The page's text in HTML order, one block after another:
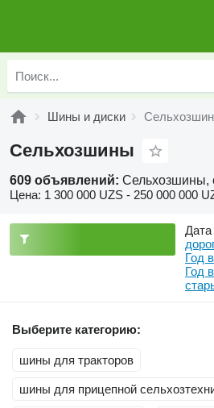
Шины и диски
Сельхозшины
609 объявлений: Сельхозшины,
Цена: 1 300 000 UZS - 250 000 000
Год
Год
Выберите категорию:
шины для тракторов
шины для прицепной